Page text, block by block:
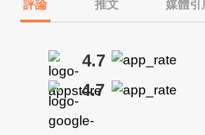
評論 推文 媒體引
4.7
4.7